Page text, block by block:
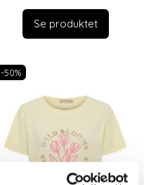
Se produktet
-50%